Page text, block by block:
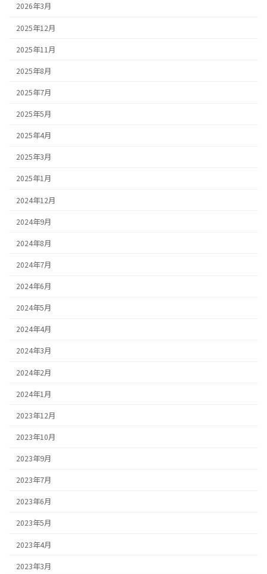
2026年3月
2025年12月
2025年11月
2025年8月
2025年7月
2025年5月
2025年4月
2025年3月
2025年1月
2024年12月
2024年9月
2024年8月
2024年7月
2024年6月
2024年5月
2024年4月
2024年3月
2024年2月
2024年1月
2023年12月
2023年10月
2023年9月
2023年7月
2023年6月
2023年5月
2023年4月
2023年3月